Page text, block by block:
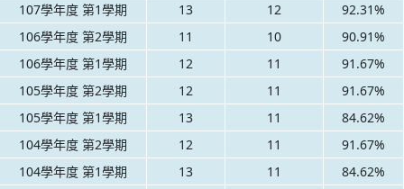
107學年度 第1學期
13 12
92.31%
106學年度 第2學期
11 10
90.91%
106學年度 第1學期
12 11
91.67%
105學年度 第2學期
12 11
91.67%
105學年度 第1學期
13 11
84.62%
104學年度 第2學期
12 11
91.67%
104學年度 第1學期
13 11
84.62%